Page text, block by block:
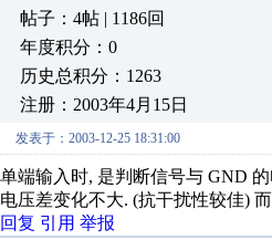
帖子：4帖 | 1186回
年度积分：0
历史总积分：1263
注册：2003年4月15日
发表于：2003-12-25 18:31:00
单端输入时, 是判断信号与 GND
电压差变化不大. (抗干扰性较佳)
回复 引用 举报